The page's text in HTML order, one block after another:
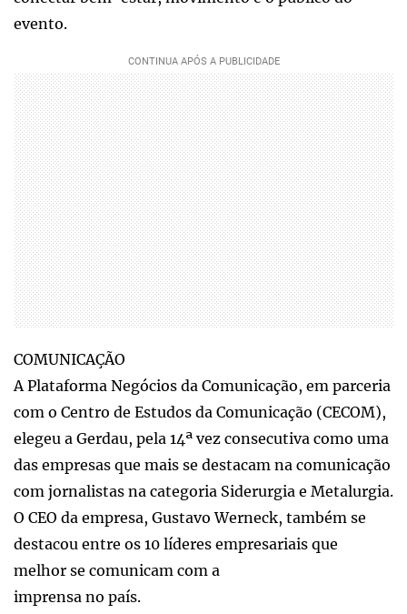
evento.
COMUNICAÇÃO
A Plataforma Negócios da Comunicação, em parceria
com o Centro de Estudos da Comunicação (CECOM),
elegeu a Gerdau, pela 14ª vez consecutiva como uma
das empresas que mais se destacam na comunicação
com jornalistas na categoria Siderurgia e Metalurgia.
O CEO da empresa, Gustavo Werneck, também se
destacou entre os 10 líderes empresariais que
melhor se comunicam com a
imprensa no país.